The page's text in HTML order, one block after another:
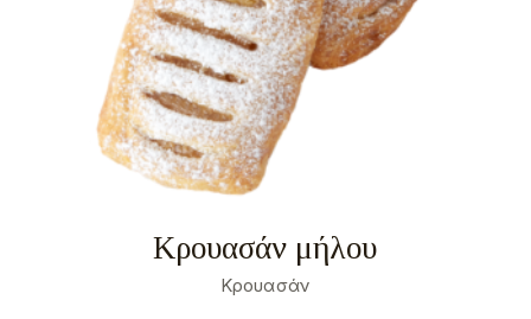
Κρουασάν μήλου
Κρουασάν